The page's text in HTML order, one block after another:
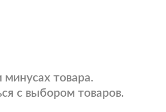
товара.
с выбором товаров.